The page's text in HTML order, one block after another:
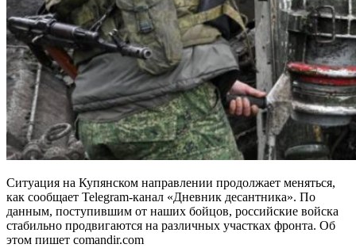
Ситуация на Купянском направлении продолжает меняться,
как сообщает Telegram-канал «Дневник десантника». По
данным, поступившим от наших бойцов, российские войска
стабильно продвигаются на различных участках фронта. Об
этом пишет comandir.com